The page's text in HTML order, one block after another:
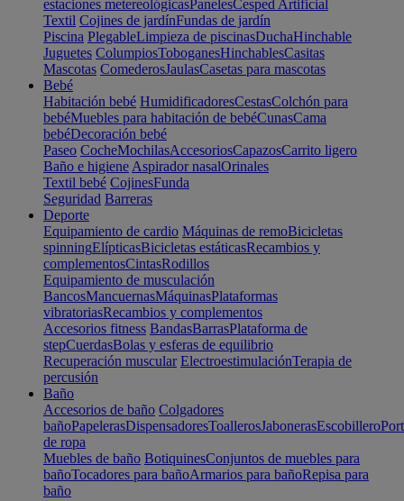
estaciones metereológicasPanelesCesped Artificial
Textil Cojines de jardínFundas de jardín
Piscina PlegableLimpieza de piscinasDuchaHinchable
Juguetes ColumpiosToboganesHinchablesCasitas
Mascotas ComederosJaulasCasetas para mascotas
Bebé
Habitación bebé HumidificadoresCestasColchón para
bebéMuebles para habitación de bebéCunasCama
bebéDecoración bebé
Paseo CocheMochilasAccesoriosCapazosCarrito ligero
Baño e higiene Aspirador nasalOrinales
Textil bebé CojinesFunda
Seguridad Barreras
Deporte
Equipamiento de cardio Máquinas de remoBicicletas
spinningElípticasBicicletas estáticasRecambios y
complementosCintasRodillos
Equipamiento de musculación
BancosMancuernasMáquinasPlataformas
vibratoriasRecambios y complementos
Accesorios fitness BandasBarrasPlataforma de
stepCuerdasBolas y esferas de equilibrio
Recuperación muscular ElectroestimulaciónTerapia de
percusión
Baño
Accesorios de baño Colgadores
bañoPapelerasDispensadoresToallerosJabonerasEscobillero
de ropa
Muebles de baño BotiquinesConjuntos de muebles para
bañoTocadores para bañoArmarios para bañoRepisa para
baño